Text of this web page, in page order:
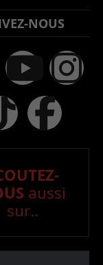
NOUS
aussi
sur..